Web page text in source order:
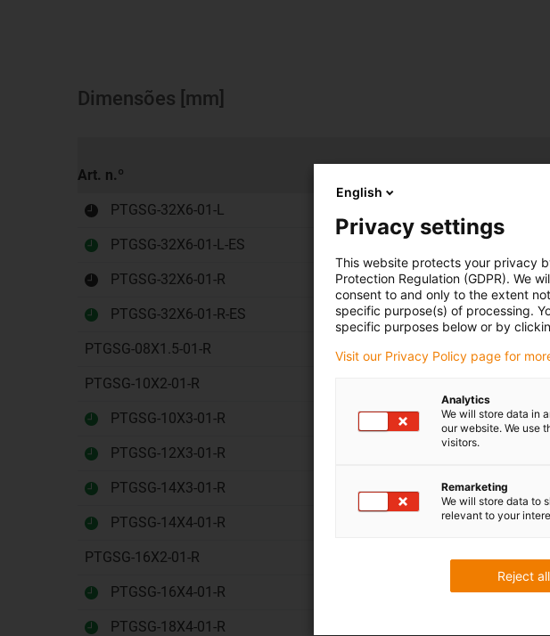
Dimensões [mm]
Art. n.º
PTGSG-32X6-01-L
PTGSG-32X6-01-L-ES
PTGSG-32X6-01-R
PTGSG-32X6-01-R-ES
PTGSG-08X1.5-01-R
PTGSG-10X2-01-R
PTGSG-10X3-01-R
PTGSG-12X3-01-R
PTGSG-14X3-01-R
PTGSG-14X4-01-R
PTGSG-16X2-01-R
PTGSG-16X4-01-R
PTGSG-18X4-01-R
English
Privacy settings
This website protects your privacy
Protection Regulation (GDPR). We
consent to and only to the extent
specific purpose(s) of processing.
specific purposes below or by
Visit our Privacy Policy page for
Analytics
We will store data in
our website. We use
visitors.
Remarketing
We will store data to
relevant to your
Reject all